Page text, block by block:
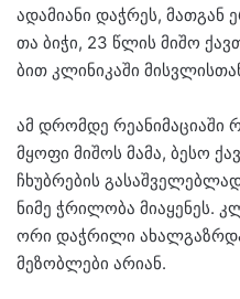
ადა­მი­ა­ნი დაჭ­რეს,
თა ბიჭი, 23 წლის მიშო
ბით კლი­ნი­კა­ში
ამ დრომ­დე რე­ა­ნი­მა­ცი­ა­ში
მყო­ფი მი­შოს მამა, ბესო
ჩხუბ­რე­ბის
ნი­მე ჭრი­ლო­ბა მი­ა­ყე­ნეს.
ორი დაჭ­რი­ლი
მე­ზობ­ლე­ბი არი­ან.